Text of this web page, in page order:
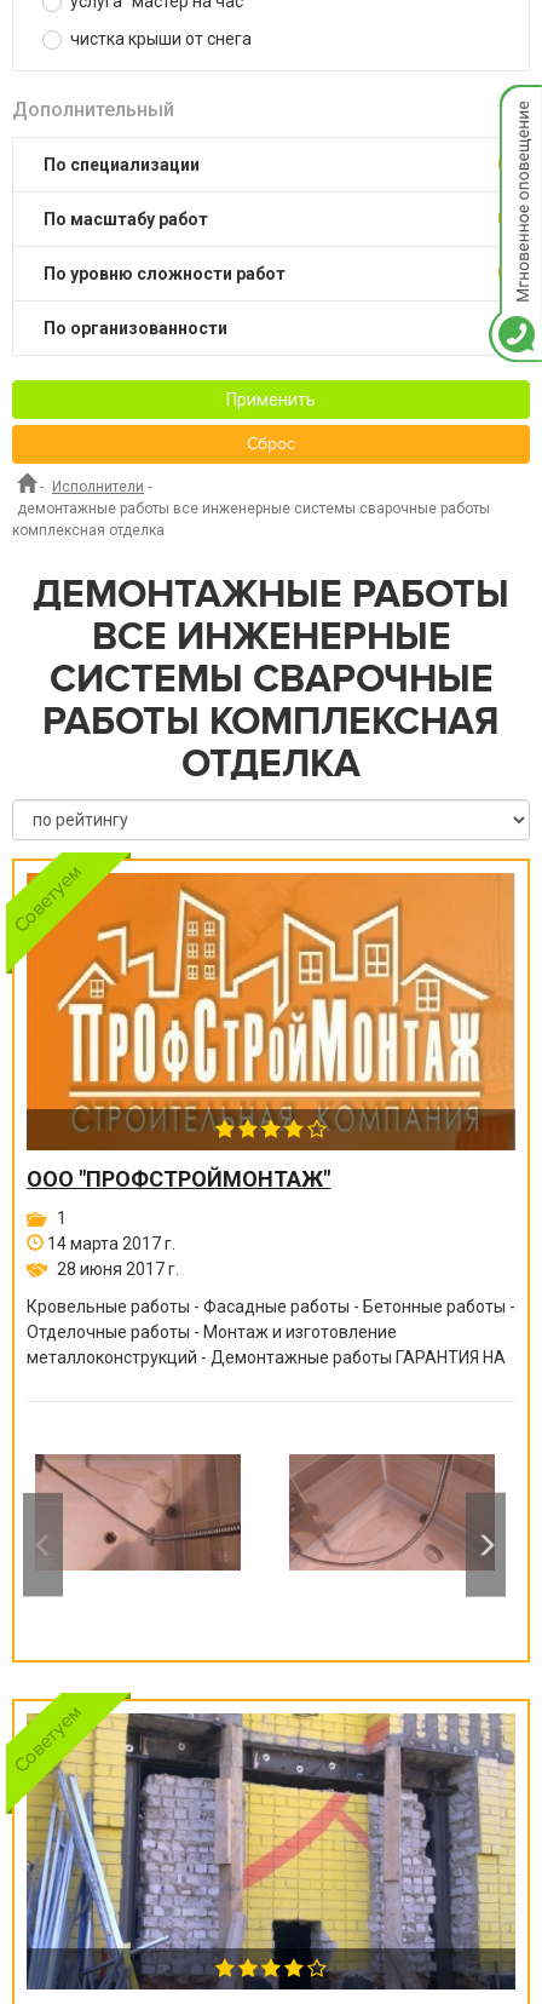
чистка крыши от снега
Дополнительный
по специализации
по масштабу работ
по уровню сложности работ
по организованности
Применить
Сброс
- Исполнители -
демонтажные работы все инженерные системы сварочные работы
комплексная отделка
ДЕМОНТАЖНЫЕ РАБОТЫ
ВСЕ ИНЖЕНЕРНЫЕ
СИСТЕМЫ СВАРОЧНЫЕ
РАБОТЫ КОМПЛЕКСНАЯ
ОТДЕЛКА
ООО "ПРОФСТРОЙМОНТАЖ"
1
14 марта 2017 г.
28 июня 2017 г.
Кровельные работы - Фасадные работы - Бетонные работы -
Отделочные работы - Монтаж и изготовление
металлоконструкций - Демонтажные работы ГАРАНТИЯ НА